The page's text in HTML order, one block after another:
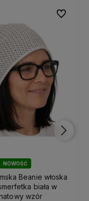
NOWOŚĆ
Beanie włoska
biała w
wzór
Do
Do